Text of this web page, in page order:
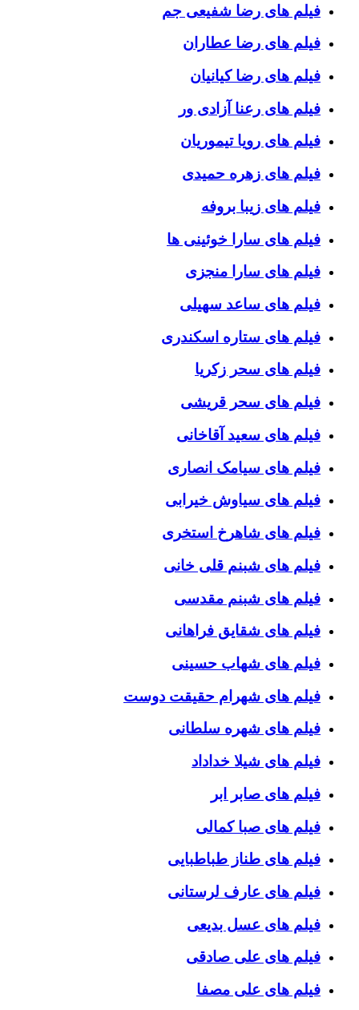
فیلم های رضا شفیعی جم
فیلم های رضا عطاران
فیلم های رضا کیانیان
فیلم های رعنا آزادی ور
فیلم های رویا تیموریان
فیلم های زهره حمیدی
فیلم های زیبا بروفه
فیلم های سارا خوئینی ها
فیلم های سارا منجزی
فیلم های ساعد سهیلی
فیلم های ستاره اسکندری
فیلم های سحر زکریا
فیلم های سحر قریشی
فیلم های سعید آقاخانی
فیلم های سیامک انصاری
فیلم های سیاوش خیرابی
فیلم های شاهرخ استخری
فیلم های شبنم قلی خانی
فیلم های شبنم مقدسی
فیلم های شقایق فراهانی
فیلم های شهاب حسینی
فیلم های شهرام حقیقت دوست
فیلم های شهره سلطانی
فیلم های شیلا خداداد
فیلم های صابر ابر
فیلم های صبا کمالی
فیلم های طناز طباطبایی
فیلم های عارف لرستانی
فیلم های عسل بدیعی
فیلم های علی صادقی
فیلم های علی مصفا